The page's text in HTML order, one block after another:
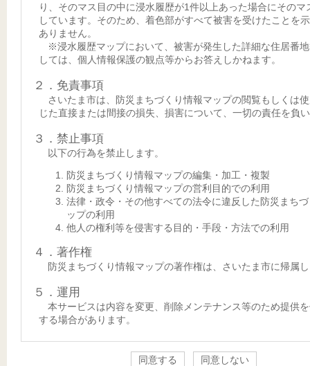
り、そのマス目の中に浸水履歴が1件以上あった場合にそのマ
しています。そのため、着色部がすべて被害を受けたことを
ありません。
※浸水履歴マップにおいて、被害が発生した詳細な住居番
しては、個人情報保護の観点等からお答えしかねます。
２．免責事項
さいたま市は、防災まちづくり情報マップの閲覧もしくは
じた直接または間接の損失、損害について、一切の責任を負
３．禁止事項
以下の行為を禁止します。
防災まちづくり情報マップの編集・加工・複製
防災まちづくり情報マップの営利目的での利用
法律・政令・その他すべての法令に違反した防災まち
ップの利用
他人の権利等を侵害する目的・手段・方法での利用
４．著作権
防災まちづくり情報マップの著作権は、さいたま市に帰属
５．運用
本サービスは内容を変更、削除メンテナンス等のため提供
する場合があります。
同意する 同意しない